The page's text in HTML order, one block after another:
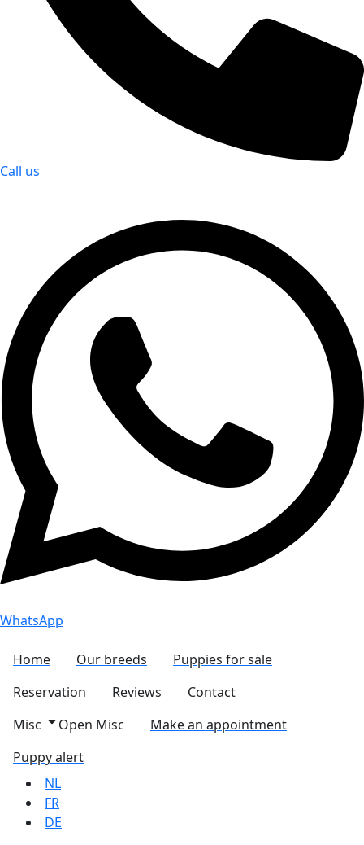
Call us
WhatsApp
Home Our breeds
Puppies for sale
Reservation
Reviews
Contact
Misc
Open Misc
Make an appointment
Puppy alert
NL
FR
DE